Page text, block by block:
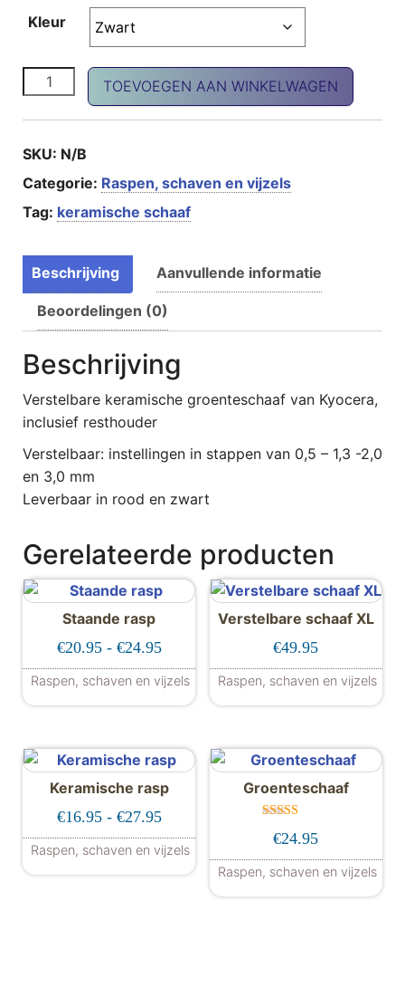
Kleur
Verstelbare schaaf aantal
TOEVOEGEN AAN WINKELWAGEN
SKU: N/B
Categorie: Raspen, schaven en vijzels
Tag: keramische schaaf
Beschrijving Aanvullende informatie
Beoordelingen (0)
Beschrijving
Verstelbare keramische groenteschaaf van Kyocera,
inclusief resthouder
Verstelbaar: instellingen in stappen van 0,5 – 1,3 -2,0
en 3,0 mm
Leverbaar in rood en zwart
Gerelateerde producten
Staande rasp
€20.95 - €24.95Prijsklasse: €20.95 tot €24.95
Raspen, schaven en vijzels
Dit product heeft meerdere variaties.
Verstelbare schaaf XL
€49.95
Raspen, schaven en vijzels
Keramische rasp
€16.95 - €27.95Prijsklasse: €16.95 tot €27.95
Raspen, schaven en vijzels
Dit product heeft meerdere variaties.
Groenteschaaf
d
uit 5
€24.95
Raspen, schaven en vijzels
Dit product